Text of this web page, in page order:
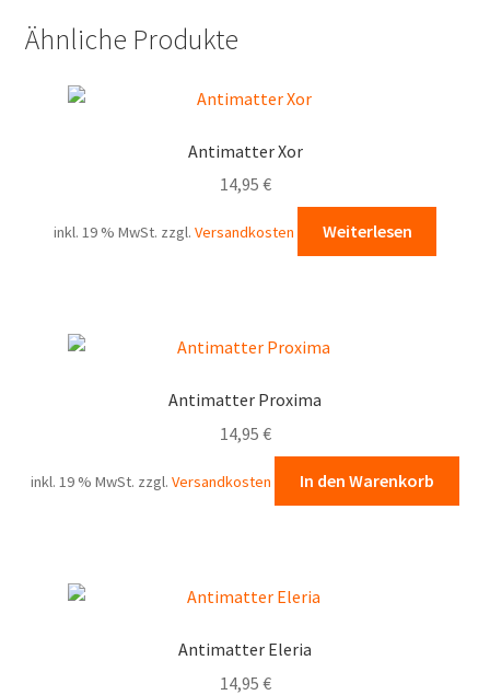
Ähnliche Produkte
Antimatter Xor
14,95 €
inkl. 19 % MwSt. zzgl. Versandkosten Weiterlesen
Antimatter Proxima
14,95 €
inkl. 19 % MwSt. zzgl.Versandkosten In den Warenkorb
Antimatter Eleria
14,95 €